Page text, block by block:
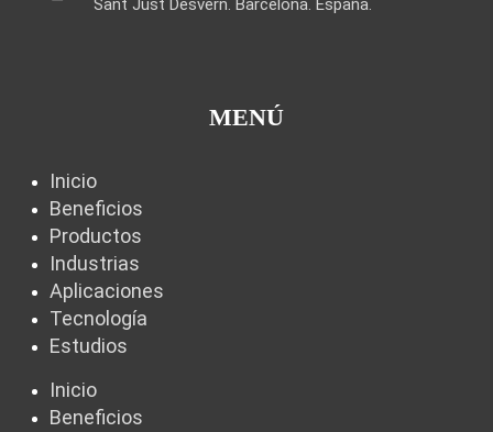
Sant Just Desvern. Barcelona. España.
MENÚ
Inicio
Beneficios
Productos
Industrias
Aplicaciones
Tecnología
Estudios
Inicio
Beneficios